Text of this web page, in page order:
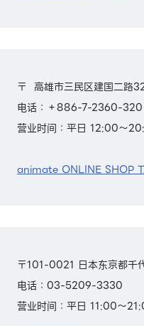
〒 高雄市三民区建国二路
电话：＋886-7-2360-320
营业时间：平日 12:00～
animate ONLINE SHOP
〒101-0021 日本东京都千
电话：03-5209-3330
营业时间：平日 11:00～